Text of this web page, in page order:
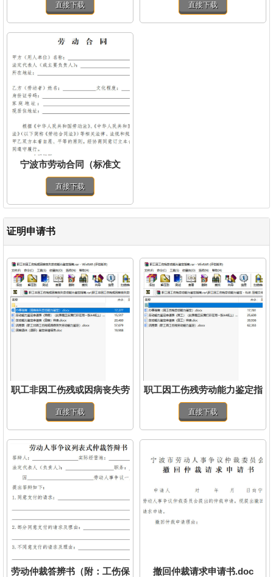
直接下载 直接下载
宁波市劳动合同（标准文
本）.doc
直接下载
证明申请书
职工非因工伤残或因病丧失劳
动能力鉴定指南.rar
直接下载
职工因工伤残劳动能力鉴定指
南.rar
直接下载
劳动仲裁答辨书（附：工伤保
撤回仲裁请求申请书.doc